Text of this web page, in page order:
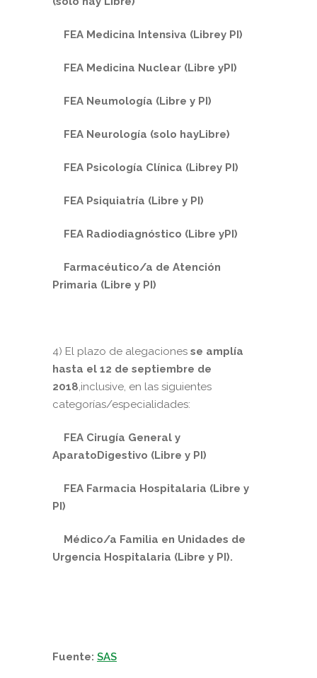
FEA Medicina Intensiva (Librey PI)
FEA Medicina Nuclear (Libre yPI)
FEA Neumología (Libre y PI)
FEA Neurología (solo hayLibre)
FEA Psicología Clínica (Librey PI)
FEA Psiquiatría (Libre y PI)
FEA Radiodiagnóstico (Libre yPI)
Farmacéutico/a de Atención
Primaria (Libre y PI)
4) El plazo de alegaciones se amplía
hasta el 12 de septiembre de
2018,inclusive, en las siguientes
categorías/especialidades:
FEA Cirugía General y
AparatoDigestivo (Libre y PI)
FEA Farmacia Hospitalaria (Libre y
PI)
Médico/a Familia en Unidades de
Urgencia Hospitalaria (Libre y PI).
Fuente: SAS